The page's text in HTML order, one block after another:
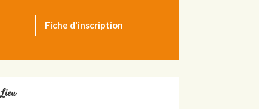
Fiche d'inscription
Lieu